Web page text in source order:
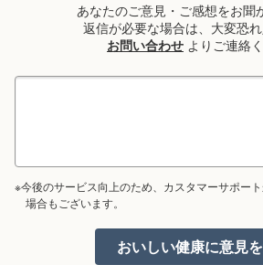
あなたのご意見・ご感想をお聞
返信が必要な場合は、大変恐
お問い合わせ よりご連絡
※今後のサービス向上のため、カスタマーサポー
場合もございます。